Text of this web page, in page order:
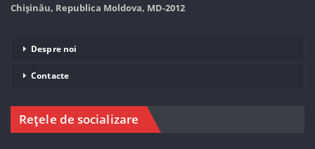
Chișinău, Republica Moldova, MD-2012
Despre noi
Contacte
Rețele de socializare